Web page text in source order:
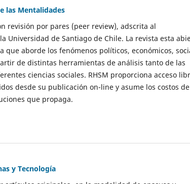
las Mentalidades
revisión por pares (peer review), adscrita al
Universidad de Santiago de Chile. La revista esta
que aborde los fenómenos políticos, económicos,
de distintas herramientas de análisis tanto de las
ciencias sociales. RHSM proporciona acceso
desde su publicación on-line y asume los costos de
que propaga.
y Tecnología